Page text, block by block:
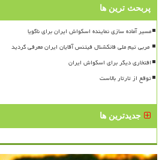
پربحث ترین ها
مسیر آماده سازی نماینده اسکواش ایران برای ناگویا
افتخاری دیگر برای اسکواش ایران
توقع از تارتار بالاست
جدیدترین ها